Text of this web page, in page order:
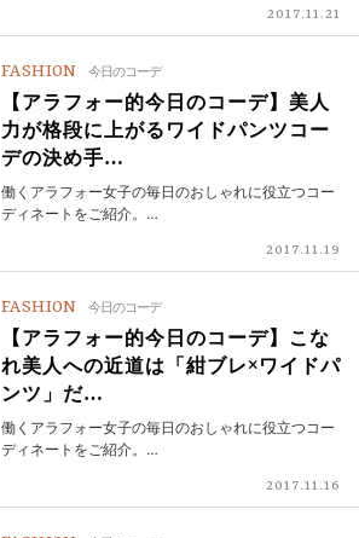
2017.11.21
FASHION 今日のコーデ
【アラフォー的今日のコーデ】美人
力が格段に上がるワイドパンツコー
デの決め手…
働くアラフォー女子の毎日のおしゃれに役立つコー
ディネートをご紹介。…
2017.11.19
FASHION 今日のコーデ
【アラフォー的今日のコーデ】こな
れ美人への近道は「紺ブレ×ワイドパ
ンツ」だ…
働くアラフォー女子の毎日のおしゃれに役立つコー
ディネートをご紹介。…
2017.11.16